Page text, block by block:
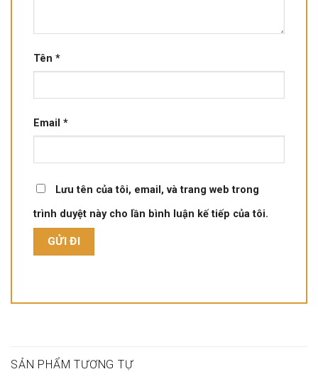
Tên *
Email *
Lưu tên của tôi, email, và trang web trong
trình duyệt này cho lần bình luận kế tiếp của tôi.
SẢN PHẨM TƯƠNG TỰ